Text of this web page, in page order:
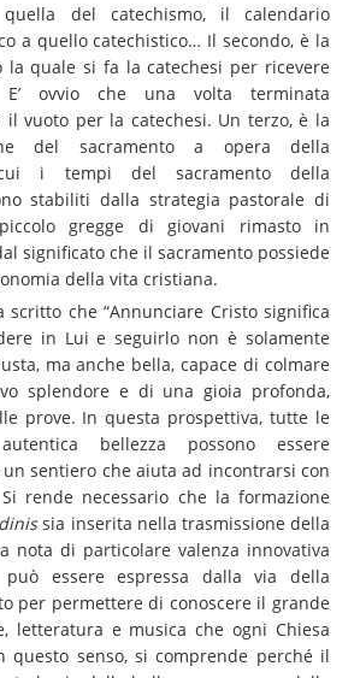
del catechismo, il calendario
a quello catechistico… Il secondo, è la
la quale si fa la catechesi per ricevere
E’ ovvio che una volta terminata
il vuoto per la catechesi. Un terzo, è la
del sacramento a opera della
i tempi del sacramento della
stabiliti dalla strategia pastorale di
gregge di giovani rimasto in
significato che il sacramento possiede
della vita cristiana.
scritto che “Annunciare Cristo significa
in Lui e seguirlo non è solamente
ma anche bella, capace di colmare
splendore e di una gioia profonda,
prove. In questa prospettiva, tutte le
bellezza possono essere
sentiero che aiuta ad incontrarsi con
rende necessario che la formazione
sia inserita nella trasmissione della
nota di particolare valenza innovativa
essere espressa dalla via della
per permettere di conoscere il grande
letteratura e musica che ogni Chiesa
questo senso, si comprende perché il